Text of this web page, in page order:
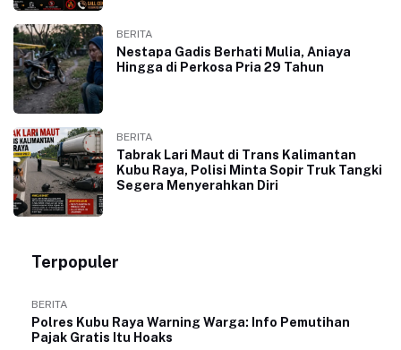
BERITA
Nestapa Gadis Berhati Mulia, Aniaya
Hingga di Perkosa Pria 29 Tahun
BERITA
Tabrak Lari Maut di Trans Kalimantan
Kubu Raya, Polisi Minta Sopir Truk Tangki
Segera Menyerahkan Diri
Terpopuler
BERITA
Polres Kubu Raya Warning Warga: Info Pemutihan
Pajak Gratis Itu Hoaks